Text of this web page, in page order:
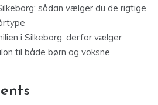
sådan vælger du de rigtige
i Silkeborg: derfor vælger
til både børn og voksne